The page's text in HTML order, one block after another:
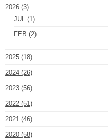
2026 (3)
JUL (1)
FEB (2)
2025 (18)
2024 (26)
2023 (56)
2022 (51)
2021 (46)
2020 (58)